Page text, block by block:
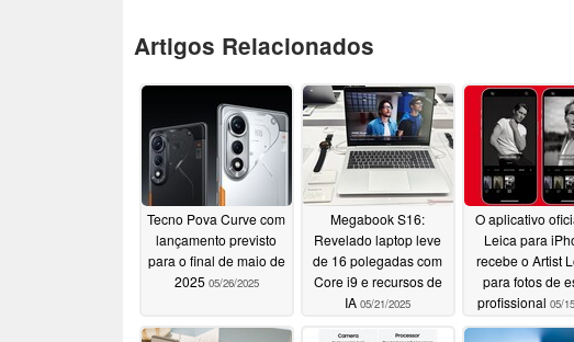
Artigos Relacionados
Tecno Pova Curve com
lançamento previsto
para o final de maio de
2025 05/26/2025
Megabook S16:
Revelado laptop leve
de 16 polegadas com
Core i9 e recursos de
IA 05/21/2025
O aplicativo
Leica para
recebe o Artist
para fotos de
profissional 05/